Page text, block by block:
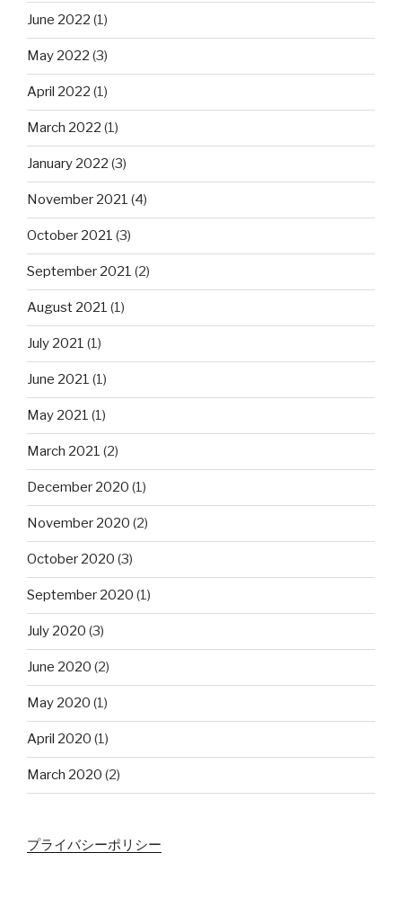
June 2022 (1)
May 2022 (3)
April 2022 (1)
March 2022 (1)
January 2022 (3)
November 2021 (4)
October 2021 (3)
September 2021 (2)
August 2021 (1)
July 2021 (1)
June 2021 (1)
May 2021 (1)
March 2021 (2)
December 2020 (1)
November 2020 (2)
October 2020 (3)
September 2020 (1)
July 2020 (3)
June 2020 (2)
May 2020 (1)
April 2020 (1)
March 2020 (2)
プライバシーポリシー